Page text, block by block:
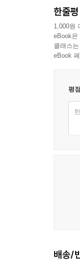
한줄평
1,000원
eBook은
클래스
eBook
평점
배송/